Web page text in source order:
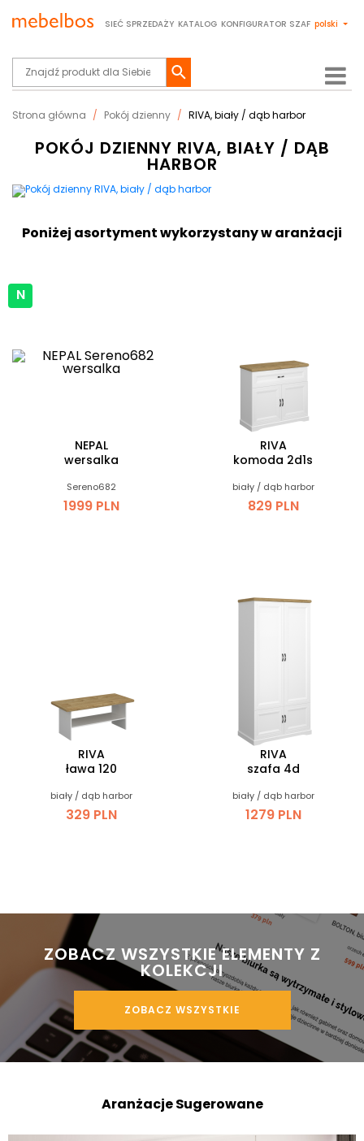
SIEĆ SPRZEDAŻY KATALOG KONFIGURATOR SZAF polski
Strona główna Pokój dzienny RIVA, biały / dąb harbor
POKÓJ DZIENNY RIVA, BIAŁY / DĄB
HARBOR
Poniżej asortyment wykorzystany w aranżacji
NEPAL
wersalka
Sereno682
1999 PLN
RIVA
komoda 2d1s
biały / dąb harbor
829 PLN
RIVA
ława 120
biały / dąb harbor
329 PLN
RIVA
szafa 4d
biały / dąb harbor
1279 PLN
KOLEKCJI
ZOBACZ WSZYSTKIE
Aranżacje Sugerowane